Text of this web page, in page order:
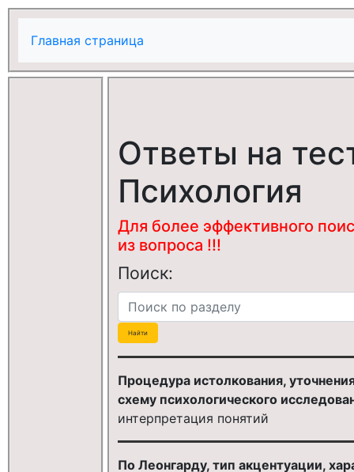
Главная страница
Ответы на
Психология
Для более эффективного
из вопроса !!!
Поиск:
Процедура истолкования,
схему психологического
интерпретация понятий
По Леонгарду, тип акцентуации,